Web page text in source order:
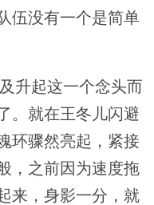
伍没有一个是简单
升起这一个念头而
。就在王冬儿闪避
环骤然亮起，紧接
，之前因为速度拖
来，身影一分，就